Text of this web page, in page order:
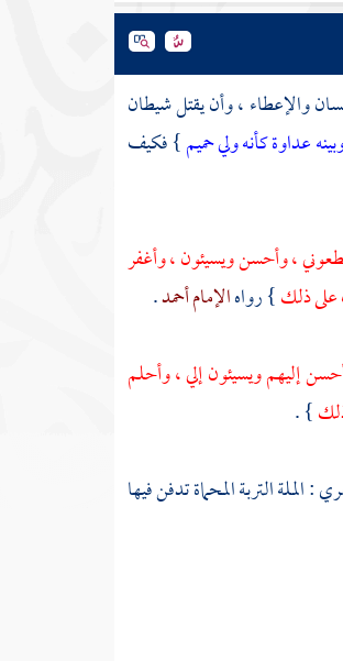
والإعطاء ، وأن يقتل شيطان
عداوة كأنه ولي حميم} فكيف
، وأحسن ويسيئون ، وأغفر
على ذلك} رواهالإمام أحمد.
إليهم ويسيئون إلي ، وأحلم
} .
: الملة التربة المحماة تدفن فيها